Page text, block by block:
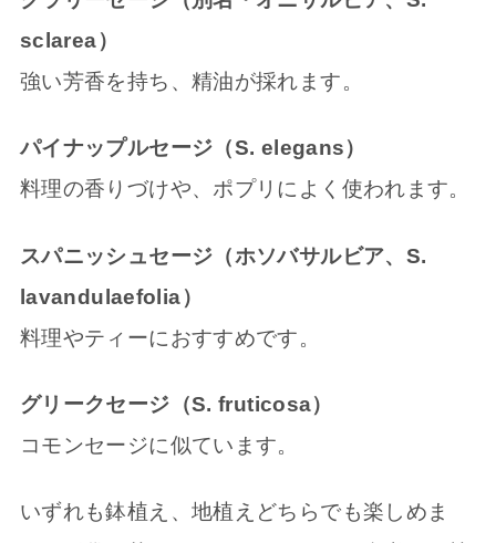
sclarea）
強い芳香を持ち、精油が採れます。
パイナップルセージ（S. elegans）
料理の香りづけや、ポプリによく使われます。
スパニッシュセージ（ホソバサルビア、S.
lavandulaefolia）
料理やティーにおすすめです。
グリークセージ（S. fruticosa）
コモンセージに似ています。
いずれも鉢植え、地植えどちらでも楽しめま